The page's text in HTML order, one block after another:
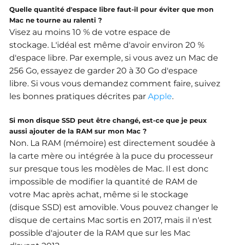
Quelle quantité d'espace libre faut-il pour éviter que mon
Mac ne tourne au ralenti ?
Visez au moins 10 % de votre espace de
stockage. L'idéal est même d'avoir environ 20 %
d'espace libre. Par exemple, si vous avez un Mac de
256 Go, essayez de garder 20 à 30 Go d'espace
libre. Si vous vous demandez comment faire, suivez
les bonnes pratiques décrites par Apple.
Si mon disque SSD peut être changé, est-ce que je peux
aussi ajouter de la RAM sur mon Mac ?
Non. La RAM (mémoire) est directement soudée à
la carte mère ou intégrée à la puce du processeur
sur presque tous les modèles de Mac. Il est donc
impossible de modifier la quantité de RAM de
votre Mac après achat, même si le stockage
(disque SSD) est amovible. Vous pouvez changer le
disque de certains Mac sortis en 2017, mais il n'est
possible d'ajouter de la RAM que sur les Mac